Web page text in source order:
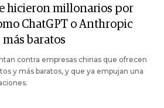
hicieron millonarios por
ChatGPT o Anthropic
baratos
contra empresas chinas que ofrecen
y más baratos, y que ya empujan una